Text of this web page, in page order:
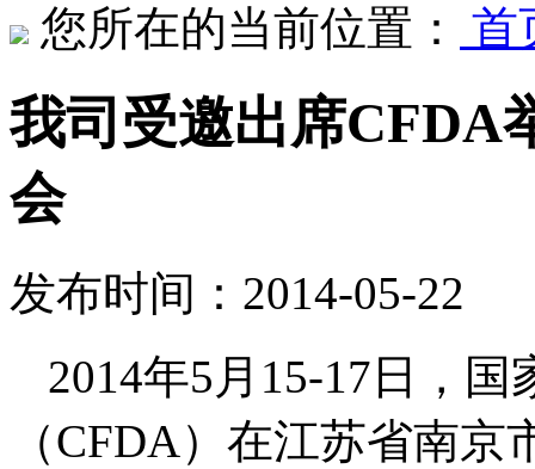
您所在的当前位置： 首
我司受邀出席CFDA
会
发布时间：2014-05-22
2014年5月15-17日，
（CFDA）在江苏省南